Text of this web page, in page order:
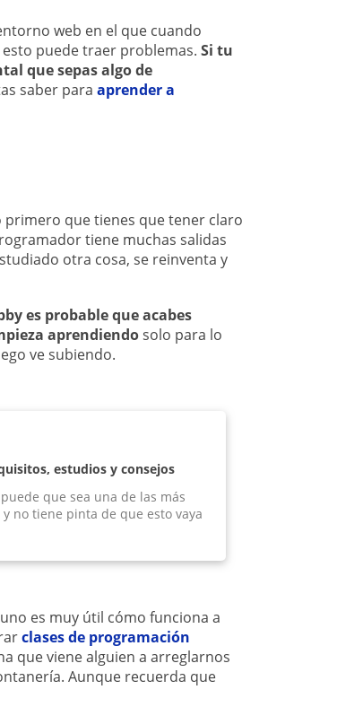
web en el que cuando
puede traer problemas. Si tu
que sepas algo de
saber para aprender a
primero que tienes que tener claro
tiene muchas salidas
otra cosa, se reinventa y
es probable que acabes
aprendiendosolo para lo
ve subiendo.
estudios y consejos
que sea una de las más
no tiene pinta de que esto vaya
es muy útil cómo funciona a
clases de programación
que viene alguien a arreglarnos
Aunque recuerda que